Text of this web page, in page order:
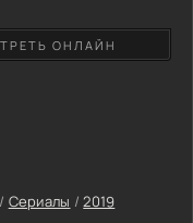
/ Сериалы /2019
ОНЛАЙН